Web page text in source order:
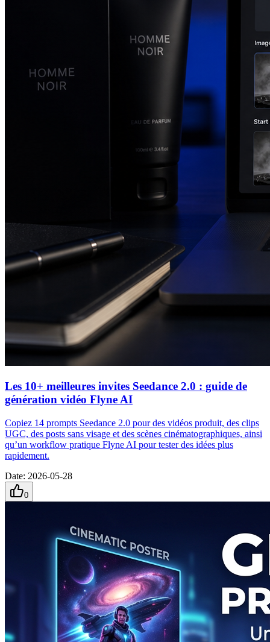
Les 10+ meilleures invites Seedance 2.0 : guide de
génération vidéo Flyne AI
Copiez 14 prompts Seedance 2.0 pour des vidéos produit, des clips
UGC, des posts sans visage et des scènes cinématographiques, ainsi
qu’un workflow pratique Flyne AI pour tester des idées plus
rapidement.
Date: 2026-05-28
0